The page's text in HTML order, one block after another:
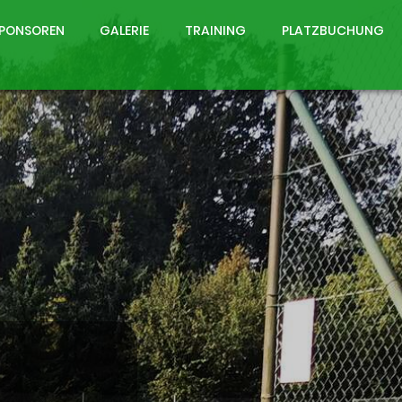
GALERIE TRAINING PLATZBUCHUNG